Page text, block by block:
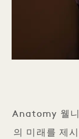
Anatomy 웰니
의 미래를 제